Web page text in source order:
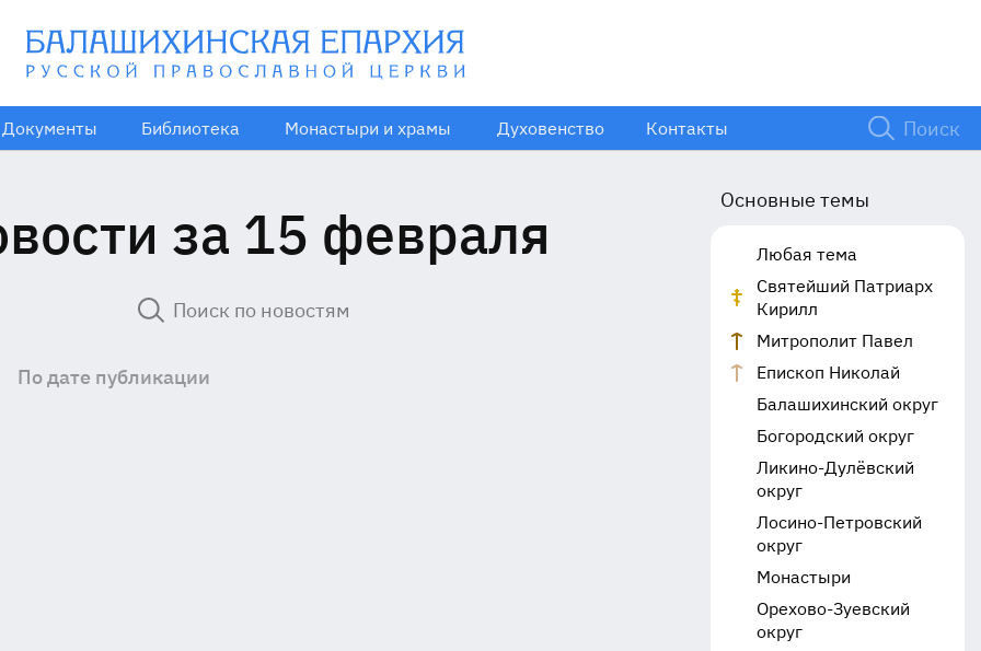
Документы Библиотека Монастыри и храмы Духовенство Контакты
за 15 февраля
По дате публикации
Основные темы
Любая тема
Святейший Патриарх
Кирилл
Митрополит Павел
Епископ Николай
Балашихинский округ
Богородский округ
Ликино-Дулёвский
округ
Лосино-Петровский
округ
Монастыри
Орехово-Зуевский
округ